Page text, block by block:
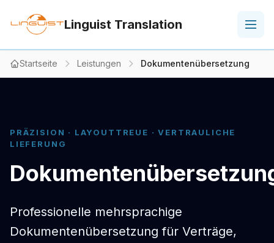
Linguist Translation
Startseite Leistungen Dokumentenübersetzung
PRÄZISION · LAYOUTTREUE · VERTRAULICHE
LIEFERUNG
Professionelle mehrsprachige
Dokumentenübersetzung für Verträge,